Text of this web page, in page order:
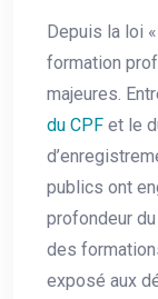
Depuis la loi «
formation
majeures.
du CPF et le
publics ont
profondeur
des
exposé aux